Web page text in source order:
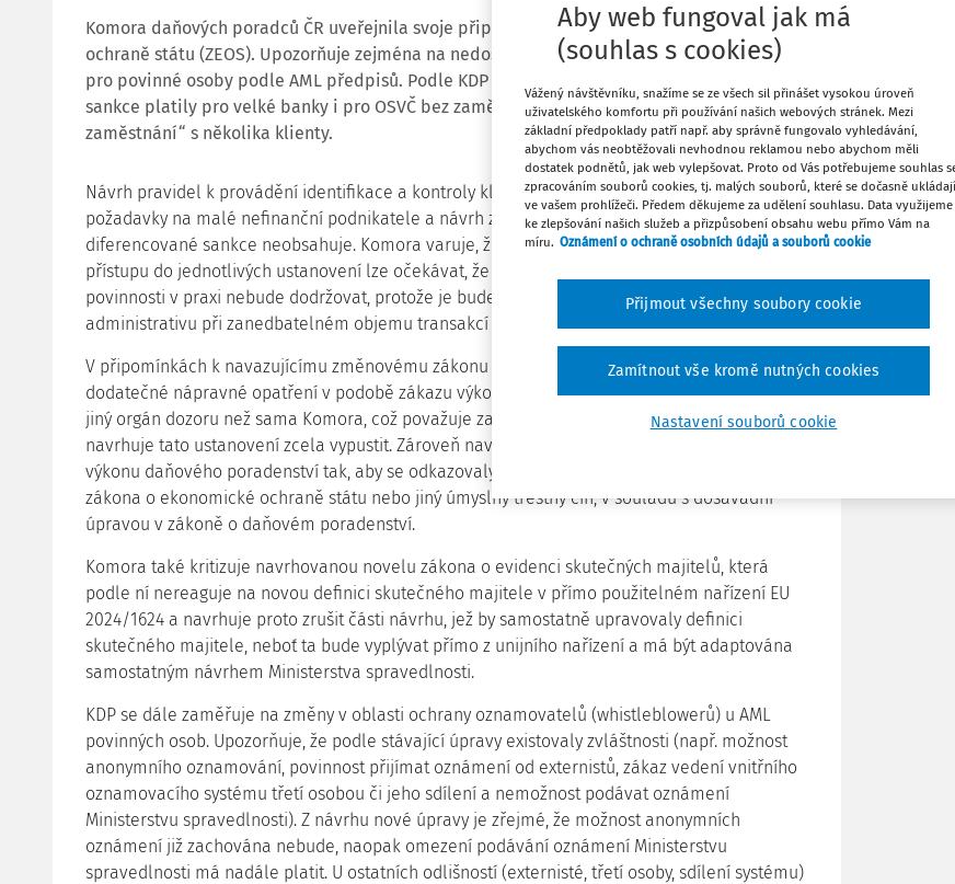
Komora daňových poradců ČR uveřejnila svoje připomínky k návrhu zákona o ekonomické
ochraně státu (ZEOS). Upozorňuje zejména na nedostatek proporcionality v povinnostech
pro povinné osoby podle AML předpisů. Podle KDP není možné, aby stejné povinnosti a
sankce platily pro velké banky i pro OSVČ bez zaměstnanců či malé účetní podnikající „při
zaměstnání“ s několika klienty.
Návrh pravidel k provádění identifikace a kontroly klienta ukládá podle KDP nepřiměřené
požadavky na malé nefinanční podnikatele a návrh zákona žádné zmírnění ani
diferencované sankce neobsahuje. Komora varuje, že bez zavedení proporcionálního
přístupu do jednotlivých ustanovení lze očekávat, že část drobných podnikatelů AML
povinnosti v praxi nebude dodržovat, protože je bude vnímat jako nadbytečnou
administrativu při zanedbatelném objemu transakcí oproti bankám.
V připomínkách k navazujícímu změnovému zákonu KDP zásadně nesouhlasí s tím, aby
dodatečné nápravné opatření v podobě zákazu výkonu daňového poradenství mohl ukládat
jiný orgán dozoru než sama Komora, což považuje za zásah do profesní samosprávy, a
navrhuje tato ustanovení zcela vypustit. Zároveň navrhuje zpřesnit podmínky pro pozastavení
výkonu daňového poradenství tak, aby se odkazovaly na „relevantní“ trestné činy podle
zákona o ekonomické ochraně státu nebo jiný úmyslný trestný čin, v souladu s dosavadní
úpravou v zákoně o daňovém poradenství.
Komora také kritizuje navrhovanou novelu zákona o evidenci skutečných majitelů, která
podle ní nereaguje na novou definici skutečného majitele v přímo použitelném nařízení EU
2024/1624 a navrhuje proto zrušit části návrhu, jež by samostatně upravovaly definici
skutečného majitele, neboť ta bude vyplývat přímo z unijního nařízení a má být adaptována
samostatným návrhem Ministerstva spravedlnosti.
KDP se dále zaměřuje na změny v oblasti ochrany oznamovatelů (whistleblowerů) u AML
povinných osob. Upozorňuje, že podle stávající úpravy existovaly zvláštnosti (např. možnost
anonymního oznamování, povinnost přijímat oznámení od externistů, zákaz vedení vnitřního
oznamovacího systému třetí osobou či jeho sdílení a nemožnost podávat oznámení
Ministerstvu spravedlnosti). Z návrhu nové úpravy je zřejmé, že možnost anonymních
oznámení již zachována nebude, naopak omezení podávání oznámení Ministerstvu
spravedlnosti má nadále platit. U ostatních odlišností (externisté, třetí osoby, sdílení systému)
Sdílet
Aby web fungoval jak má
(souhlas s cookies)
Vážený návštěvníku, snažíme se ze všech sil přinášet vysokou úroveň
uživatelského komfortu při používání našich webových stránek. Mezi
základní předpoklady patří např. aby správně fungovalo vyhledávání,
abychom vás neobtěžovali nevhodnou reklamou nebo abychom měli
dostatek podnětů, jak web vylepšovat. Proto od Vás potřebujeme souhlas
zpracováním souborů cookies, tj. malých souborů, které se dočasně ukládají
ve vašem prohlížeči. Předem děkujeme za udělení souhlasu. Data využijeme
ke zlepšování našich služeb a přizpůsobení obsahu webu přímo Vám na
míru. Oznámení o ochraně osobních údajů a souborů cookie
Nastavení souborů cookie
Zamítnout vše kromě nutných cookies
Přijmout všechny soubory cookie